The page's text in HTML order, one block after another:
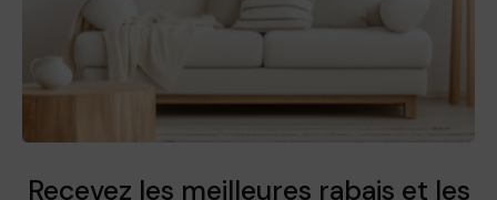
Recevez les meilleures rabais et les